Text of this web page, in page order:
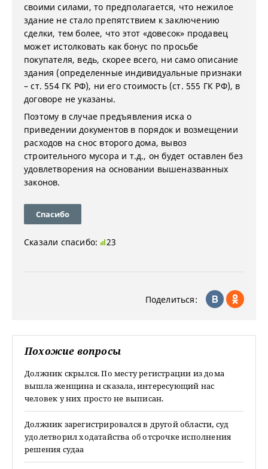
своими силами, то предполагается, что нежилое
здание не стало препятствием к заключению
сделки, тем более, что этот «довесок» продавец
может истолковать как бонус по просьбе
покупателя, ведь, скорее всего, ни само описание
здания (определенные индивидуальные признаки
– ст. 554 ГК РФ), ни его стоимость (ст. 555 ГК РФ), в
договоре не указаны.
Поэтому в случае предъявления иска о
приведении документов в порядок и возмещении
расходов на снос второго дома, вывоз
строительного мусора и т.д., он будет оставлен без
удовлетворения на основании вышеназванных
законов.
Спасибо
Сказали спасибо: 23
Поделиться:
Похожие вопросы
Должник скрылся. По месту регистрации из дома
вышла женщина и сказала, интересующий нас
человек у них просто не выписан.
Должник зарегистрировался в другой области, суд
удолетворил ходатайства об отсрочке исполнения
решения судаа